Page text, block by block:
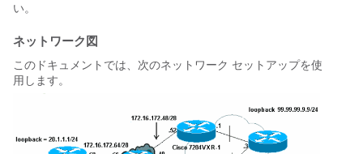
い。
ネットワーク図
このドキュメントでは、次のネットワーク セットアップを使
用します。